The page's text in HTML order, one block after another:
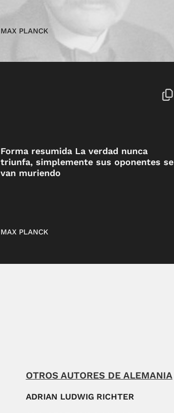
MAX PLANCK
Forma resumida La verdad nunca
triunfa, simplemente sus oponentes se
van muriendo
MAX PLANCK
OTROS AUTORES DE ALEMANIA
ADRIAN LUDWIG RICHTER